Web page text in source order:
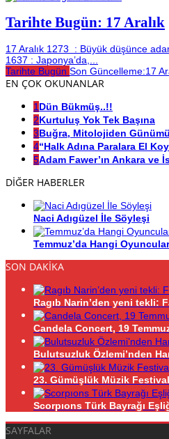
Tarihte Bugün: 17 Aralık
17 Aralık 1273 : Büyük düşünce
1637 : Japonya’da,...
Tarihte Bugün Son Güncelleme:17
EN ÇOK OKUNANLAR
1Dün Bükmüş..!!
2Kurtuluş Yok Tek Başına
3Buğra, Mitolojiden
4“Halk Adına Paralara El
5Adam Fawer’ın Ankara ve
DİĞER HABERLER
Naci Adıgüzel İle Söyleşi
Temmuz’da Hangi
SON DAKİKA
Ragıb Narin’den yeni tekli:
Candela Concert, 19
Bulutsuzluk Özlemi’nden
23. Gümüşlük Müzik
Scorpıons Türk Bayrağı
SAYFALAR